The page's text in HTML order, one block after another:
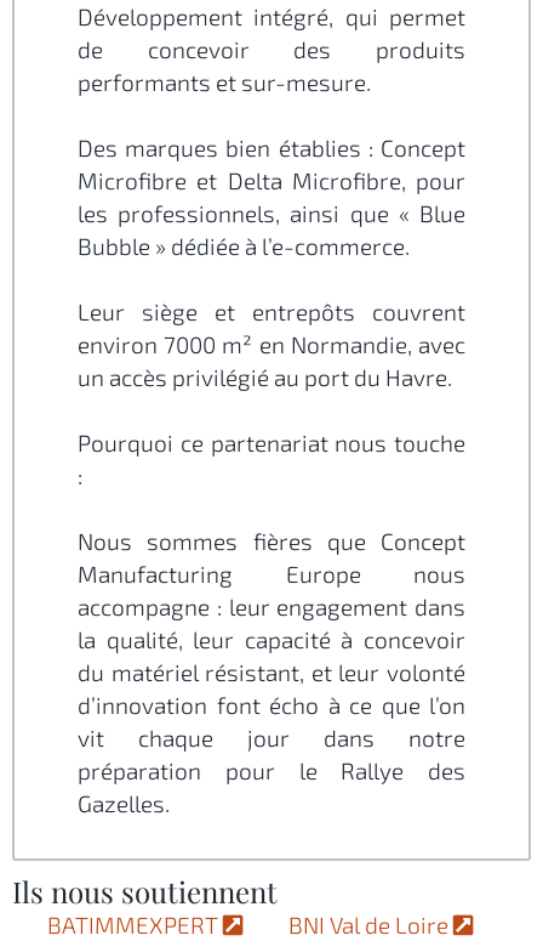
Développement intégré, qui permet
de concevoir des produits
performants et sur-mesure.
Des marques bien établies : Concept
Microfibre et Delta Microfibre, pour
les professionnels, ainsi que « Blue
Bubble » dédiée à l’e-commerce.
Leur siège et entrepôts couvrent
environ 7000 m² en Normandie, avec
un accès privilégié au port du Havre.
Pourquoi ce partenariat nous touche
:
Nous sommes fières que Concept
Manufacturing Europe nous
accompagne : leur engagement dans
la qualité, leur capacité à concevoir
du matériel résistant, et leur volonté
d’innovation font écho à ce que l’on
vit chaque jour dans notre
préparation pour le Rallye des
Gazelles.
Ils nous soutiennent
BATIMMEXPERT
BNI Val de Loire